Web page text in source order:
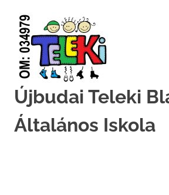
Újbudai Teleki
Általános Iskola